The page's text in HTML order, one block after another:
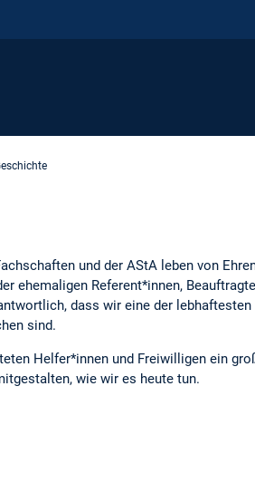
und der AStA leben von
ehemaligen Referent*innen,
dass wir eine der
sind.
Helfer*innen und Freiwilligen ein
wie wir es heute tun.